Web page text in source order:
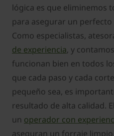
lógica es que eliminemos
para asegurar un
Como especialistas,
de experiencia, y
funcionan bien en todos
que cada paso y cada
pequeño sea, es
resultado de alta calidad.
un operador con
aseguran un forraje